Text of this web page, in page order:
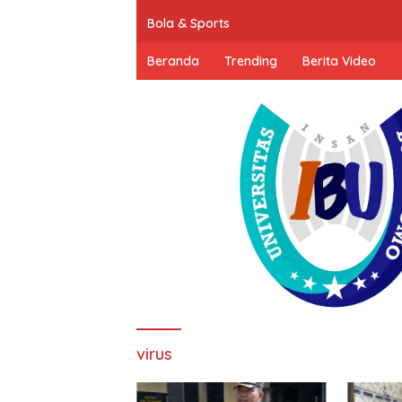
Bola & Sports
Beranda Trending Berita Video
virus